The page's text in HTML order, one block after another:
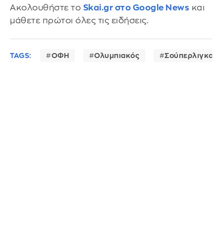
Ακολουθήστε το Skai.gr στο Google News και
μάθετε πρώτοι όλες τις ειδήσεις.
TAGS: ΟΦΗ Ολυμπιακός Σούπερλιγκα